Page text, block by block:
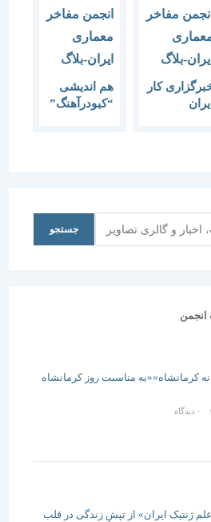
کار
از
هم اندیشی
“کبودرآهنگ”
جستجو
مناسبت روز کرمانشاه
ایران» از تپشِ زندگی در قلب